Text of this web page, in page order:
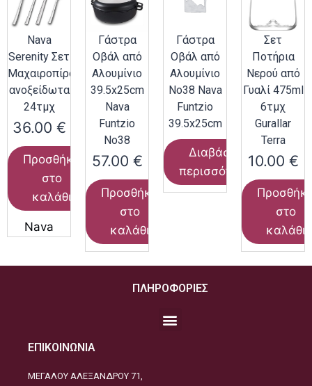
Nava
Serenity Σετ
Μαχαιροπίρουνα
ανοξείδωτα
24τμχ
36.00 €
Προσθήκη
στο
καλάθι
Nava
Γάστρα
Οβάλ από
Αλουμίνιο
39.5x25cm
Nava
Funtzio
Νο38
57.00 €
Προσθήκη
στο
καλάθι
Γάστρα
Οβάλ από
Αλουμίνιο
Νο38 Nava
Funtzio
39.5x25cm
Διαβάστε
περισσότερα
Σετ
Ποτήρια
Νερού από
Γυαλί 475ml
6τμχ
Gurallar
Terra
10.00 €
στο
καλάθι
ΠΛΗΡΟΦΟΡΙΕΣ
ΕΠΙΚΟΙΝΩΝΙΑ
ΜΕΓΑΛΟΥ ΑΛΕΞΑΝΔΡΟΥ 71,